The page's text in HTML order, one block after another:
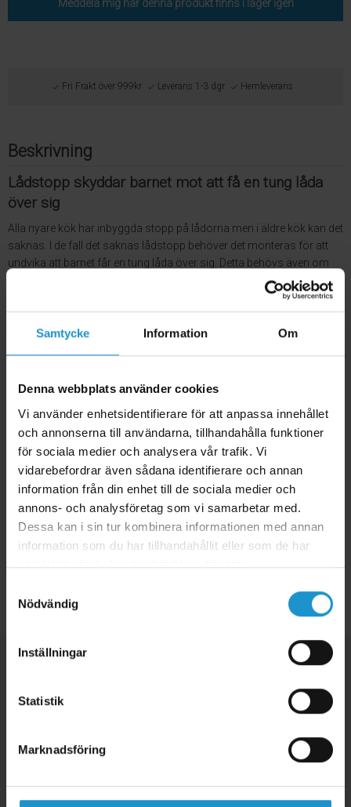
Samtycke Information Om
Denna webbplats använder cookies
Vi använder enhetsidentifierare för att anpassa innehållet
och annonserna till användarna, tillhandahålla funktioner
för sociala medier och analysera vår trafik. Vi
vidarebefordrar även sådana identifierare och annan
information från din enhet till de sociala medier och
annons- och analysföretag som vi samarbetar med.
Dessa kan i sin tur kombinera informationen med annan
information som du har tillhandahållit eller som de har
samlat in när du har använt deras tjänster.
Nödvändig
Inställningar
Statistik
Marknadsföring
Meddela mig när denna produkt finns i lager igen
Fri Frakt över 999kr Leverans 1-3 dgr Hemleverans
Beskrivning
Lådstopp skyddar barnet mot att få en tung låda
över sig
Alla nyare kök har inbyggda stopp på lådorna men i äldre kök kan det
saknas. I de fall det saknas lådstopp behöver det monteras för att
undvika att barnet får en tung låda över sig. Detta behövs även om
då lådan kan stå öppen när man lagar mat.
1. Dra ut lådan och skruva fast lådstoppen i bakkant på lådan så att
den breda delen sticker upp lite.
2. vrid lådstoppen åt sidan och skjut in lådan igen.
3. efterjustera lådstoppen så den sitter i rätt läge igen och dra
eventuellt åt skruven ytterligare.
4. Kontrollera att lådstoppen hindrar lådan från att falla ut.